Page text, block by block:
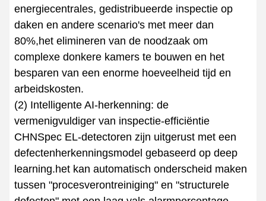
energiecentrales, gedistribueerde inspectie op
daken en andere scenario's met meer dan
80%,het elimineren van de noodzaak om
complexe donkere kamers te bouwen en het
besparen van een enorme hoeveelheid tijd en
arbeidskosten.
(2) Intelligente AI-herkenning: de
vermenigvuldiger van inspectie-efficiëntie
CHNSpec EL-detectoren zijn uitgerust met een
defectenherkenningsmodel gebaseerd op deep
learning.het kan automatisch onderscheid maken
tussen "procesverontreiniging" en "structurele